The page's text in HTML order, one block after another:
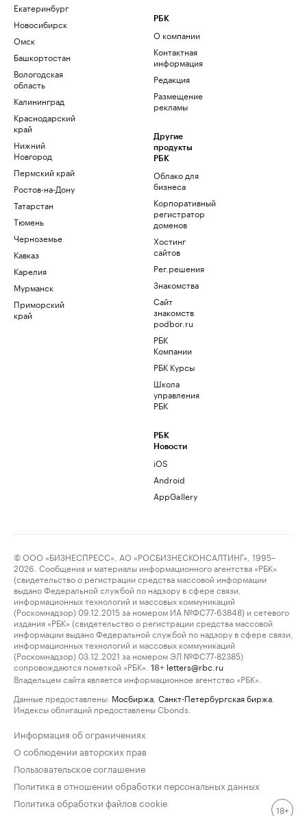
Екатеринбург
Новосибирск
Омск
Башкортостан
Вологодская
область
Калининград
Краснодарский
край
Нижний
Новгород
Пермский край
Ростов-на-Дону
Татарстан
Тюмень
Черноземье
Кавказ
Карелия
Мурманск
Приморский
край
РБК
О компании
Контактная
информация
Редакция
Размещение
рекламы
Другие
продукты
РБК
Облако для
бизнеса
Корпоративный
регистратор
доменов
Хостинг
сайтов
Рег.решения
Знакомства
Сайт
знакомств
podbor.ru
РБК
Компании
РБК Курсы
Школа
управления
РБК
РБК
Новости
iOS
Android
AppGallery
© ООО «БИЗНЕСПРЕСС», АО «РОСБИЗНЕСКОНСАЛТИНГ», 1995–
2026. Сообщения и материалы информационного агентства «РБК»
(свидетельство о регистрации средства массовой информации
выдано Федеральной службой по надзору в сфере связи,
информационных технологий и массовых коммуникаций
(Роскомнадзор) 09.12.2015 за номером ИА №ФС77-63848) и сетевого
издания «РБК» (свидетельство о регистрации средства массовой
информации выдано Федеральной службой по надзору в сфере связи,
информационных технологий и массовых коммуникаций
(Роскомнадзор) 03.12.2021 за номером ЭЛ №ФС77-82385)
сопровождаются пометкой «РБК».
18+ letters@rbc.ru
Владельцем сайта является информационное агентство «РБК».
Данные предоставлены: Мосбиржа Санкт-Петербургская биржа
Индексы облигаций предоставлены Cbonds.
Информация об ограничениях
О соблюдении авторских прав
Пользовательское соглашение
Политика в отношении обработки персональных данных
Политика обработки файлов cookie
18+